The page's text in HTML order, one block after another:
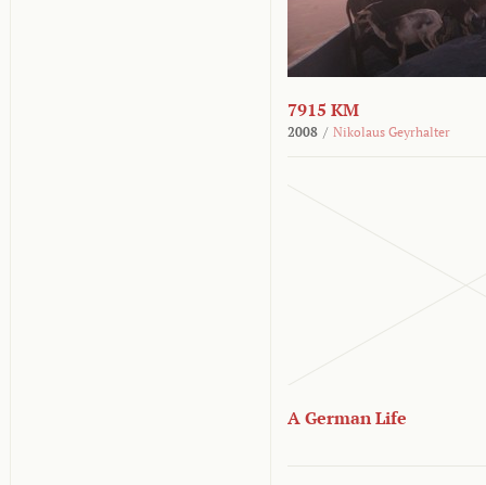
7915 KM
2008 / Nikolaus Geyrhalter
A German Life